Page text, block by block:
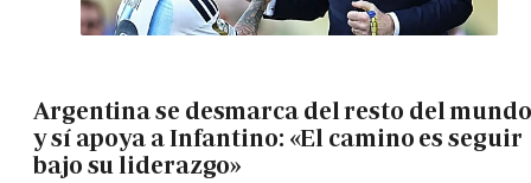
Argentina se desmarca del resto del mundo
y sí apoya a Infantino: «El camino es seguir
bajo su liderazgo»